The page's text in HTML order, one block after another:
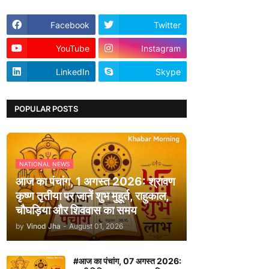
Facebook Twitter
YouTube Instagram
LinkedIn Skype
POPULAR POSTS
NATIONAL NEWS
आज का पंचांग, 1 अगस्त 2026: श्रावण
कृष्ण तृतीया पर जानें शुभ मुहूर्त, राहुकाल,
चौघड़िया और शिववास का समय
by Vinod Jha - August 01, 2026
#आज का पंचांग, 07 अगस्त 2026: